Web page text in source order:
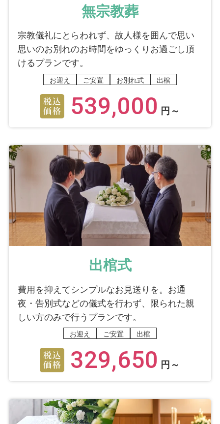
無宗教葬
宗教儀礼にとらわれず、故人様を囲んで思い
思いのお別れのお時間をゆっくりお過ごし頂
けるプランです。
お迎え ご安置 お別れ式 出棺
539,000 円～
出棺式
費用を抑えてシンプルなお見送りを。お通
夜・告別式などの儀式を行わず、限られた親
しい方のみで行うプランです。
お迎え ご安置 出棺
329,650 円～